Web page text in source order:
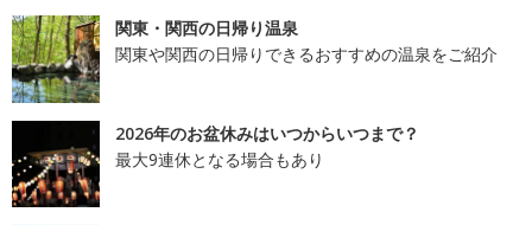
関東・関西の日帰り温泉
関東や関西の日帰りできるおすすめの温泉をご紹介
2026年のお盆休みはいつからいつまで？
最大9連休となる場合もあり